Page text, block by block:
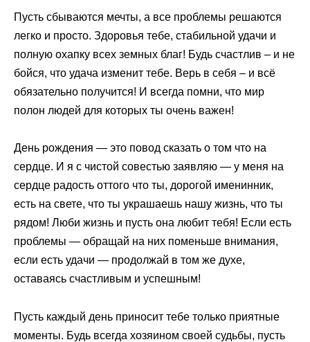
Пусть сбываются мечты, а все проблемы решаются
легко и просто. Здоровья тебе, стабильной удачи и
полную охапку всех земных благ! Будь счастлив – и не
бойся, что удача изменит тебе. Верь в себя – и всё
обязательно получится! И всегда помни, что мир
полон людей для которых ты очень важен!
День рождения — это повод сказать о том что на
сердце. И я с чистой совестью заявляю — у меня на
сердце радость оттого что ты, дорогой именинник,
есть на свете, что ты украшаешь нашу жизнь, что ты
рядом! Люби жизнь и пусть она любит тебя! Если есть
проблемы — обращай на них поменьше внимания,
если есть удачи — продолжай в том же духе,
оставаясь счастливым и успешным!
Пусть каждый день приносит тебе только приятные
моменты. Будь всегда хозяином своей судьбы, пусть